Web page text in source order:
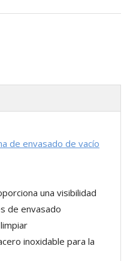
de envasado de vacío
una visibilidad
de envasado
inoxidable para la